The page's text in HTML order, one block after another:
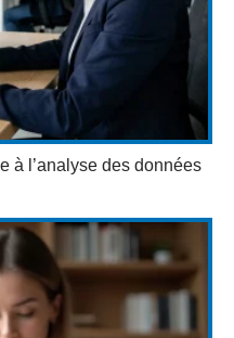
à l’analyse des données